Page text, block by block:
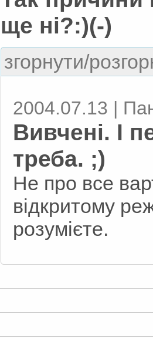
ще ні?:)(-)
згорнути/
2004.07.13 |
Вивчені. І
треба. ;)
Не про все
відкритому
розумієте.